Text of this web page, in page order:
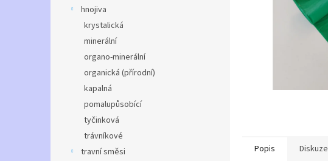
hnojiva
krystalická
minerální
organo-minerální
organická (přírodní)
kapalná
pomalupůsobící
tyčinková
trávníkové
travní směsi
Popis Diskuze